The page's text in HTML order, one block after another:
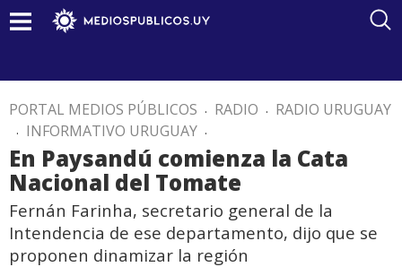
PORTAL MEDIOS PÚBLICOS . RADIO . RADIO URUGUAY
. INFORMATIVO URUGUAY .
En Paysandú comienza la Cata
Nacional del Tomate
Fernán Farinha, secretario general de la
Intendencia de ese departamento, dijo que se
proponen dinamizar la región